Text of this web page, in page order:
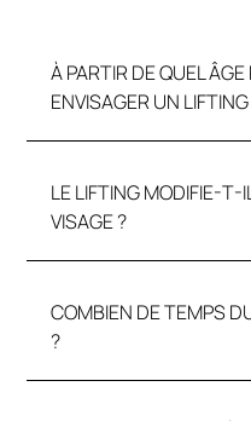
À PARTIR DE QUEL
ENVISAGER UN
LE LIFTING MODIFIE-T-
VISAGE ?
COMBIEN DE TEMPS
?